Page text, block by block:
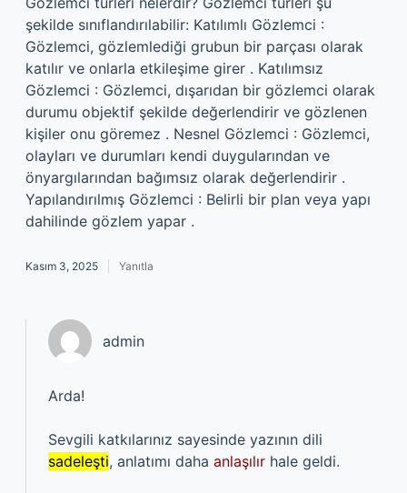
şekilde sınıflandırılabilir: Katılımlı Gözlemci :
Gözlemci, gözlemlediği grubun bir parçası olarak
katılır ve onlarla etkileşime girer . Katılımsız
Gözlemci : Gözlemci, dışarıdan bir gözlemci olarak
durumu objektif şekilde değerlendirir ve gözlenen
kişiler onu göremez . Nesnel Gözlemci : Gözlemci,
olayları ve durumları kendi duygularından ve
önyargılarından bağımsız olarak değerlendirir .
Yapılandırılmış Gözlemci : Belirli bir plan veya yapı
dahilinde gözlem yapar .
Kasım 3, 2025 Yanıtla
admin
Arda!
Sevgili katkılarınız sayesinde yazının dili
sadeleşti, anlatımı daha anlaşılır hale geldi.